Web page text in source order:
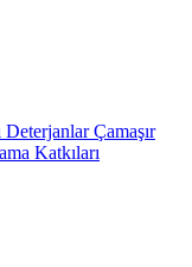
DeterjanlarÇamaşır
Katkıları